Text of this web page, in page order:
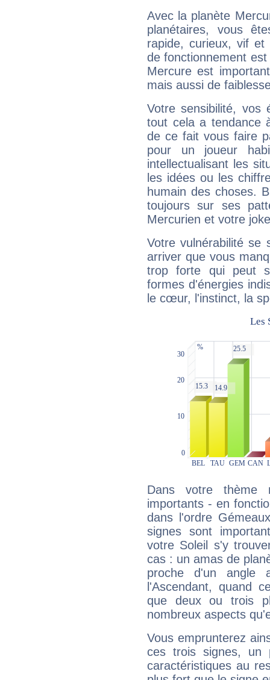
Avec la planète
planétaires, vous
rapide, curieux, vif et
de fonctionnement
Mercure est
mais aussi de
Votre sensibilité,
tout cela a tendance
de ce fait vous faire
pour un joueur
intellectualisant les
les idées ou les
humain des choses.
toujours sur ses
Mercurien et votre
Votre vulnérabilité se
arriver que vous
trop forte qui peut
formes d'énergies
le cœur, l'instinct, la
Dans votre thème
importants - en
dans l'ordre
signes sont
votre Soleil s'y
cas : un amas de
proche d'un
l'Ascendant, quand
que deux ou trois
nombreux aspects
Vous emprunterez
ces trois signes, un
caractéristiques au